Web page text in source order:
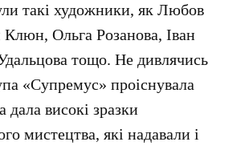
такі художники, як Любов
Клюн, Ольга Розанова, Іван
тощо. Не дивлячись
«Супремус» проіснувала
дала високі зразки
мистецтва, які надавали і